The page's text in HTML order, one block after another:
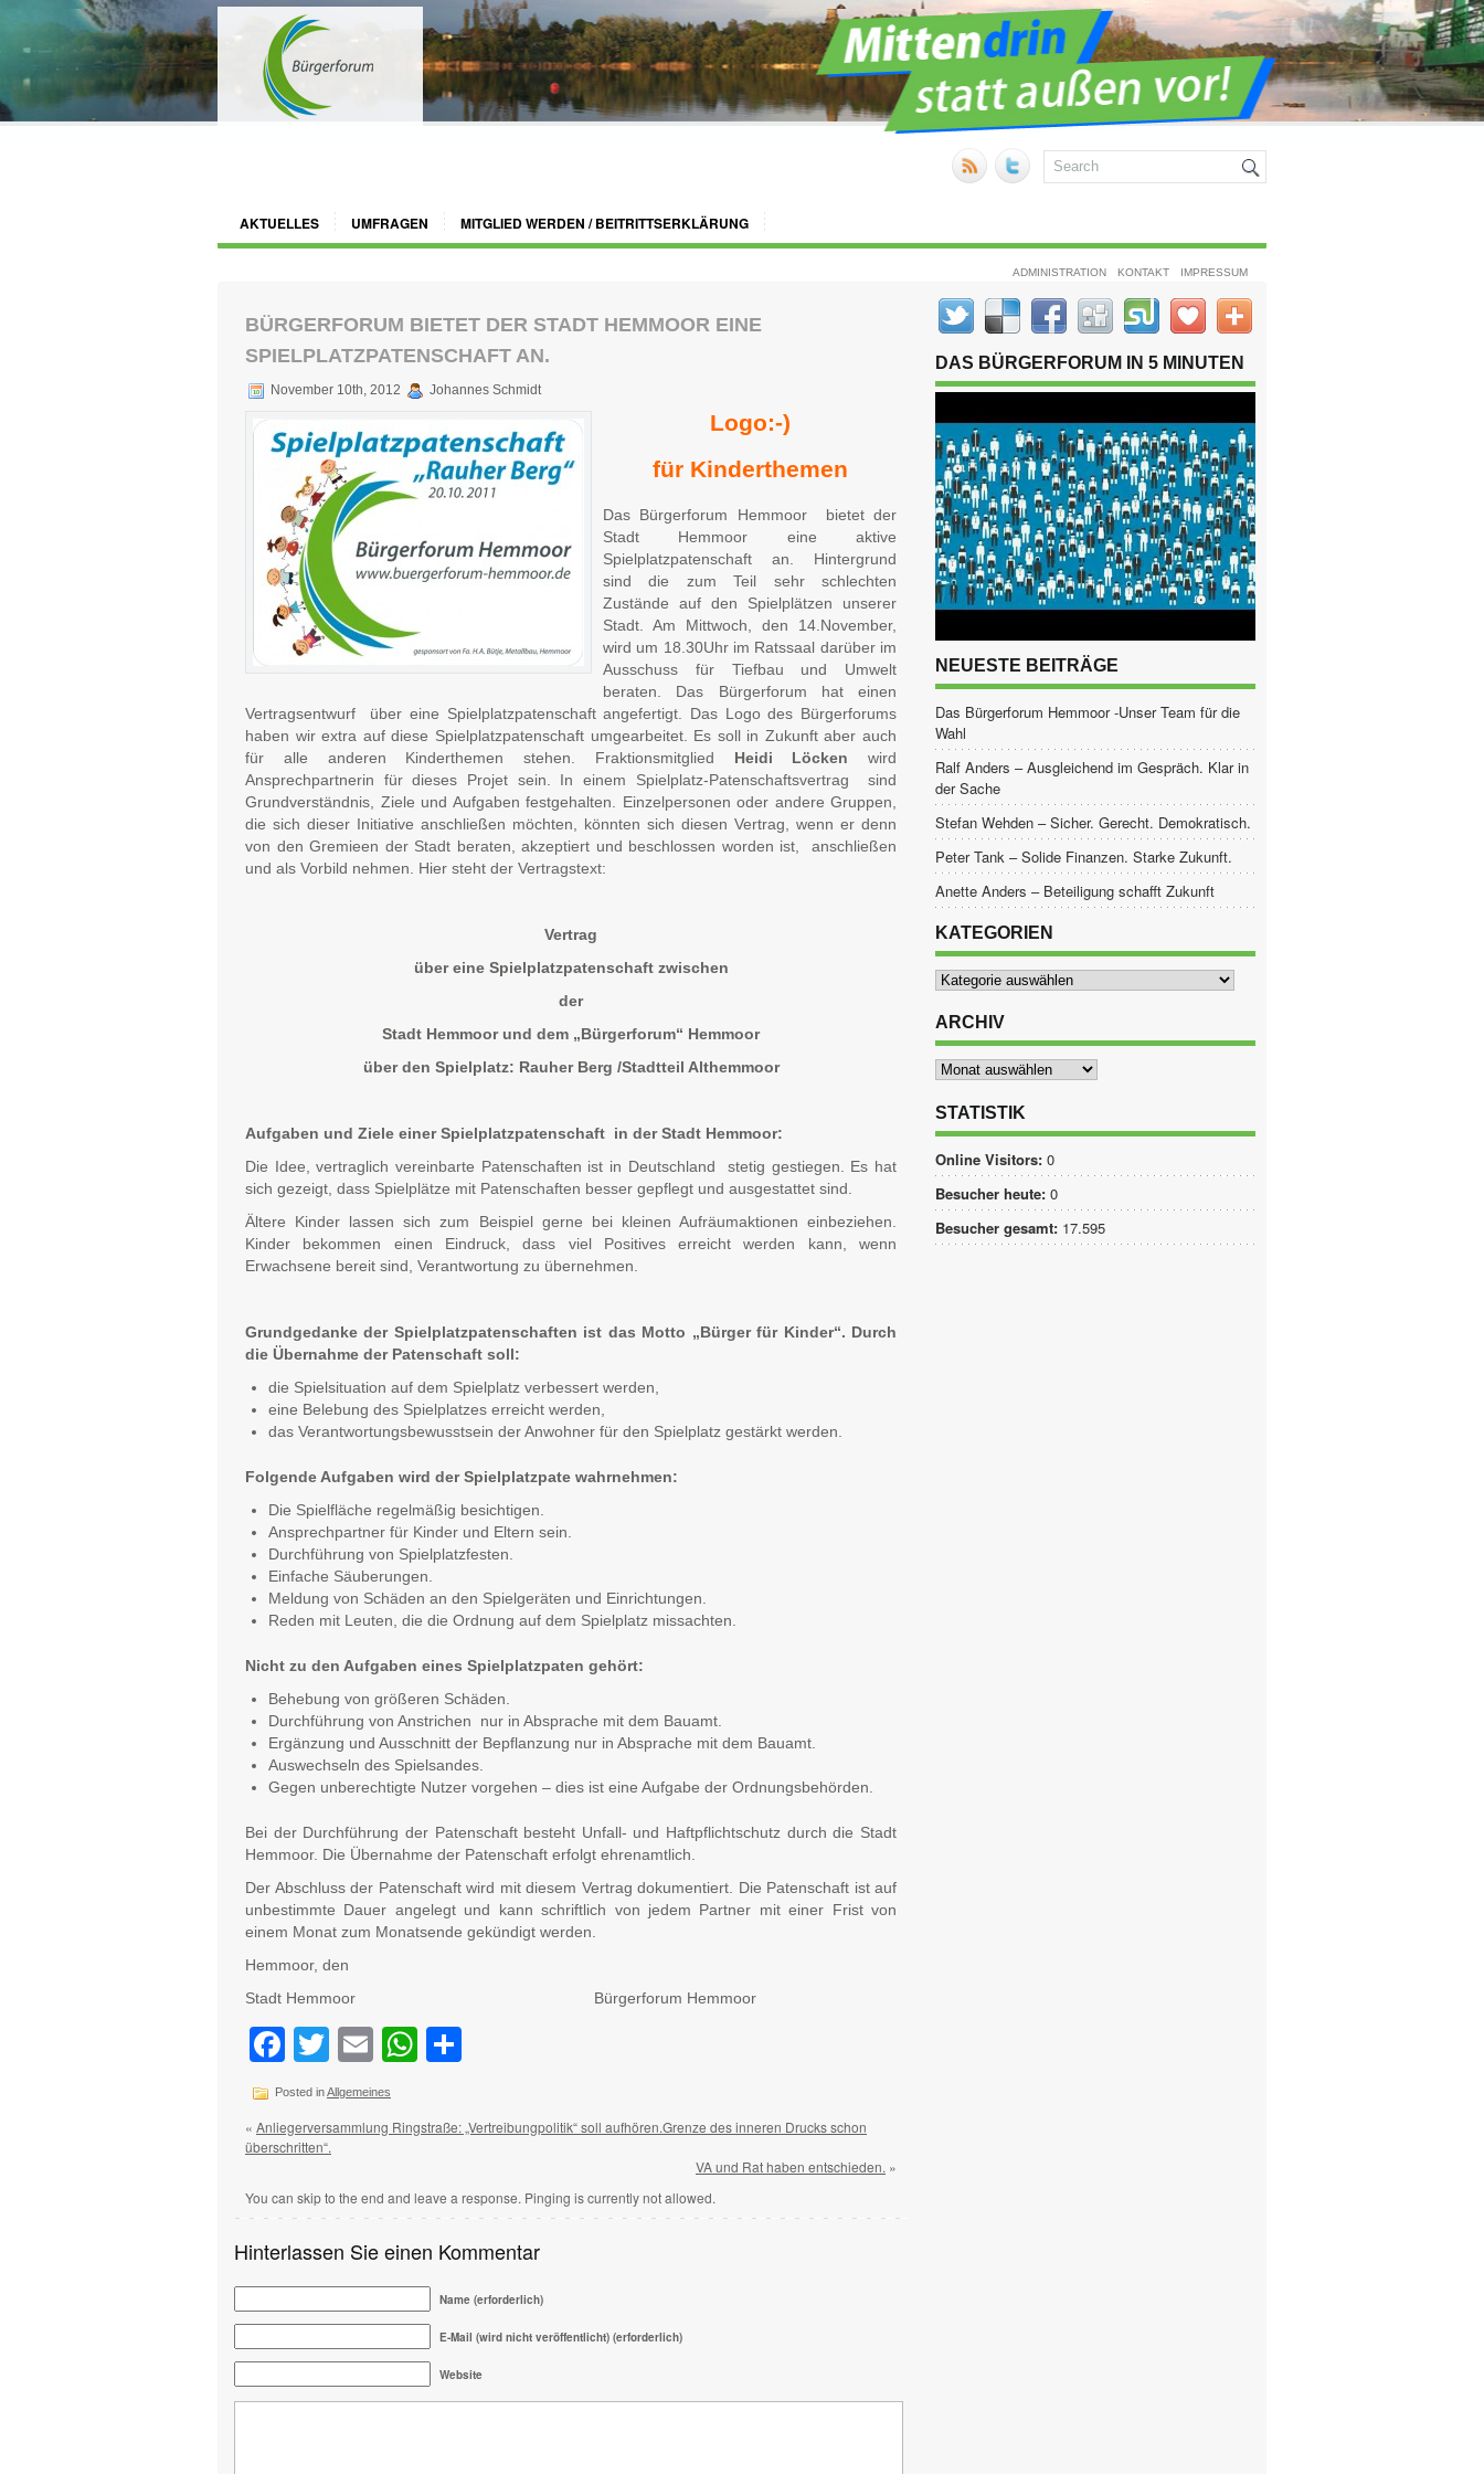
ADMINISTRATION KONTAKT IMPRESSUM
AKTUELLES UMFRAGEN MITGLIED WERDEN / BEITRITTSERKLÄRUNG
BÜRGERFORUM BIETET DER STADT HEMMOOR EINE
SPIELPLATZPATENSCHAFT AN.
November 10th, 2012 Johannes Schmidt
Logo:-)
für Kinderthemen
Das Bürgerforum Hemmoor bietet der
Stadt Hemmoor eine aktive
Spielplatzpatenschaft an. Hintergrund
sind die zum Teil sehr schlechten
Zustände auf den Spielplätzen unserer
Stadt. Am Mittwoch, den 14.November,
wird um 18.30Uhr im Ratssaal darüber im
Ausschuss für Tiefbau und Umwelt
beraten. Das Bürgerforum hat einen
Vertragsentwurf über eine Spielplatzpatenschaft angefertigt. Das Logo des Bürgerforums
haben wir extra auf diese Spielplatzpatenschaft umgearbeitet. Es soll in Zukunft aber auch
für alle anderen Kinderthemen stehen. Fraktionsmitglied Heidi Löcken wird
Ansprechpartnerin für dieses Projet sein. In einem Spielplatz-Patenschaftsvertrag sind
Grundverständnis, Ziele und Aufgaben festgehalten. Einzelpersonen oder andere Gruppen,
die sich dieser Initiative anschließen möchten, könnten sich diesen Vertrag, wenn er denn
von den Gremieen der Stadt beraten, akzeptiert und beschlossen worden ist, anschließen
und als Vorbild nehmen. Hier steht der Vertragstext:
Vertrag
über eine Spielplatzpatenschaft zwischen
der
Stadt Hemmoor und dem „Bürgerforum“ Hemmoor
über den Spielplatz: Rauher Berg /Stadtteil Althemmoor
Aufgaben und Ziele einer Spielplatzpatenschaft in der Stadt Hemmoor:
Die Idee, vertraglich vereinbarte Patenschaften ist in Deutschland stetig gestiegen. Es hat
sich gezeigt, dass Spielplätze mit Patenschaften besser gepflegt und ausgestattet sind.
Ältere Kinder lassen sich zum Beispiel gerne bei kleinen Aufräumaktionen einbeziehen.
Kinder bekommen einen Eindruck, dass viel Positives erreicht werden kann, wenn
Erwachsene bereit sind, Verantwortung zu übernehmen.
Grundgedanke der Spielplatzpatenschaften ist das Motto „Bürger für Kinder“. Durch
die Übernahme der Patenschaft soll:
die Spielsituation auf dem Spielplatz verbessert werden,
eine Belebung des Spielplatzes erreicht werden,
das Verantwortungsbewusstsein der Anwohner für den Spielplatz gestärkt werden.
Folgende Aufgaben wird der Spielplatzpate wahrnehmen:
Die Spielfläche regelmäßig besichtigen.
Ansprechpartner für Kinder und Eltern sein.
Durchführung von Spielplatzfesten.
Einfache Säuberungen.
Meldung von Schäden an den Spielgeräten und Einrichtungen.
Reden mit Leuten, die die Ordnung auf dem Spielplatz missachten.
Nicht zu den Aufgaben eines Spielplatzpaten gehört:
Behebung von größeren Schäden.
Durchführung von Anstrichen nur in Absprache mit dem Bauamt.
Ergänzung und Ausschnitt der Bepflanzung nur in Absprache mit dem Bauamt.
Auswechseln des Spielsandes.
Gegen unberechtigte Nutzer vorgehen – dies ist eine Aufgabe der Ordnungsbehörden.
Bei der Durchführung der Patenschaft besteht Unfall- und Haftpflichtschutz durch die Stadt
Hemmoor. Die Übernahme der Patenschaft erfolgt ehrenamtlich.
Der Abschluss der Patenschaft wird mit diesem Vertrag dokumentiert. Die Patenschaft ist auf
unbestimmte Dauer angelegt und kann schriftlich von jedem Partner mit einer Frist von
einem Monat zum Monatsende gekündigt werden.
Hemmoor, den
Stadt Hemmoor Bürgerforum Hemmoor
Facebook
TwitterEmailWhatsApp
Posted inAllgemeines
« Anliegerversammlung Ringstraße: „Vertreibungpolitik“ soll aufhören.Grenze des inneren Drucks schon
überschritten“.
VA und Rat haben entschieden. »
You can skip to the end and leave a response. Pinging is currently not allowed.
Hinterlassen Sie einen Kommentar
Name (erforderlich)
E-Mail (wird nicht veröffentlicht) (erforderlich)
Website
DAS BÜRGERFORUM IN 5 MINUTEN
NEUESTE BEITRÄGE
Das Bürgerforum Hemmoor -Unser Team für die
Wahl
Ralf Anders – Ausgleichend im Gespräch. Klar in
der Sache
Stefan Wehden – Sicher. Gerecht. Demokratisch.
Peter Tank – Solide Finanzen. Starke Zukunft.
Anette Anders – Beteiligung schafft Zukunft
KATEGORIEN
Kategorien
ARCHIV
Archiv
STATISTIK
Online Visitors: 0
Besucher heute: 0
Besucher gesamt: 17.595